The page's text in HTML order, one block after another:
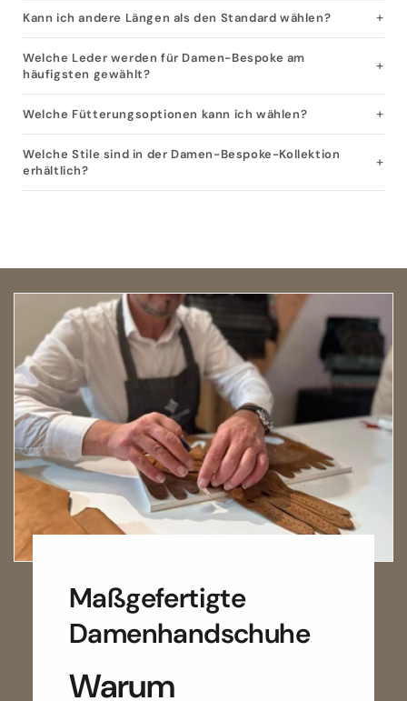
Kann ich andere Längen als den Standard wählen?
Welche Leder werden für Damen-Bespoke am
häufigsten gewählt?
Welche Fütterungsoptionen kann ich wählen?
Welche Stile sind in der Damen-Bespoke-Kollektion
erhältlich?
Maßgefertigte
Damenhandschuhe
Warum